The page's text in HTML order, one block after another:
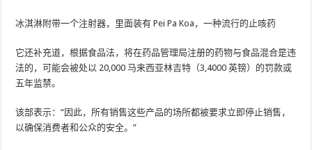
冰淇淋附带一个注射器，里面装有 Pei Pa Koa，一种流行的止咳药
它还补充道，根据食品法，将在药品管理局注册的药物与食品混合是违
法的，可能会被处以 20,000 马来西亚林吉特（3,4000 英镑）的罚款或
五年监禁。
该部表示：“因此，所有销售这些产品的场所都被要求立即停止销售，
以确保消费者和公众的安全。”